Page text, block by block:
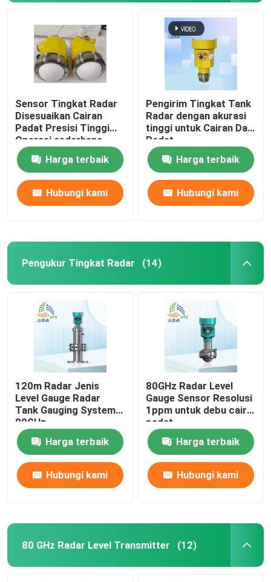
Sensor Tingkat Radar
Disesuaikan Cairan
Padat Presisi Tinggi
Operasi sederhana
Harga terbaik
Hubungi kami
Pengirim Tingkat Tank
Radar dengan akurasi
tinggi untuk Cairan Dan
Padat
Harga terbaik
Hubungi kami
Pengukur Tingkat Radar (14)
120m Radar Jenis
Level Gauge Radar
Tank Gauging System
80GHz
Harga terbaik
Hubungi kami
80GHz Radar Level
Gauge Sensor Resolusi
1ppm untuk debu cair
padat
Harga terbaik
Hubungi kami
80 GHz Radar Level Transmitter (12)